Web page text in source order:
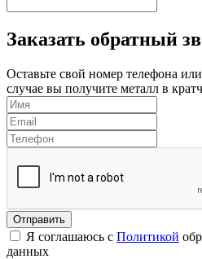
Заказать обратный
Оставьте свой номер телефона
случае вы получите металл в
Я соглашаюсь с Политикой
данных